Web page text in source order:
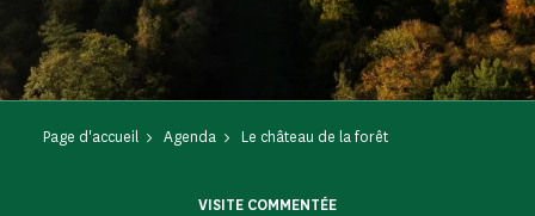
Page d'accueil Agenda Le château de la forêt
VISITE COMMENTÉE